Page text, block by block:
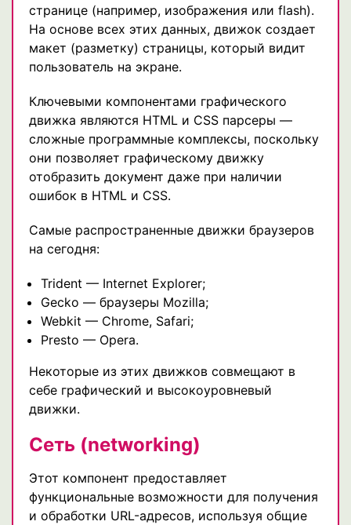
странице (например, изображения или flash).
На основе всех этих данных, движок создает
макет (разметку) страницы, который видит
пользователь на экране.
Ключевыми компонентами графического
движка являются HTML и CSS парсеры —
сложные программные комплексы, поскольку
они позволяет графическому движку
отобразить документ даже при наличии
ошибок в HTML и CSS.
Самые распространенные движки браузеров
на сегодня:
Trident — Internet Explorer;
Gecko — браузеры Mozilla;
Webkit — Chrome, Safari;
Presto — Opera.
Некоторые из этих движков совмещают в
себе графический и высокоуровневый
движки.
Сеть (networking)
Этот компонент предоставляет
функциональные возможности для получения
и обработки URL-адресов, используя общие